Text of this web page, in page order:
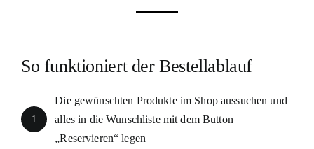
So funktioniert der Bestellablauf
1
Die gewünschten Produkte im Shop aussuchen und
alles in die Wunschliste mit dem Button
„Reservieren“ legen